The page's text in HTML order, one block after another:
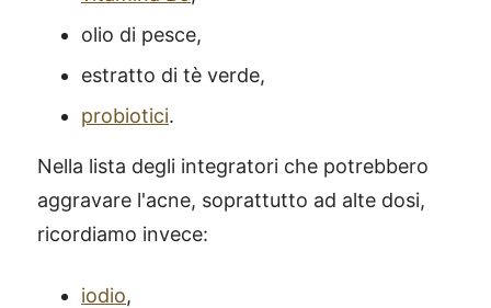
olio di pesce,
estratto di tè verde,
probiotici.
Nella lista degli integratori che potrebbero
aggravare l'acne, soprattutto ad alte dosi,
ricordiamo invece:
iodio,